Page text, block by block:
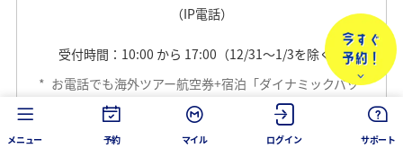
（IP電話）
受付時間：10:00 から 17:00（12/31～1/3を除く）
* お電話でも海外ツアー航空券+宿泊「ダイナミックパッ
ケージ」をお申し込みいただけます。
お問い合わせの内容により時間を要する場合がありま
メニュー 予約 マイル ログイン サポート